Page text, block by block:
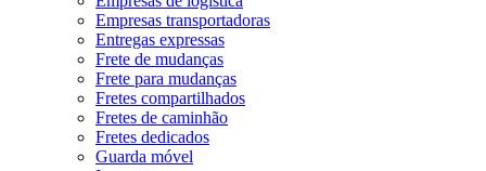
Empresas transportadoras
Entregas expressas
Frete de mudanças
Frete para mudanças
Fretes compartilhados
Fretes de caminhão
Fretes dedicados
Guarda móvel